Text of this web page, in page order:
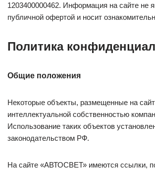
1203400000462. Информация на сайте не
публичной офертой и носит
Политика
Общие положения
Некоторые объекты, размещенные на
интеллектуальной собственностью
Использование таких объектов
законодательством РФ.
На сайте «АВТОСВЕТ» имеются ссылки,